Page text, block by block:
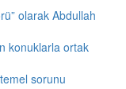
olarak Abdullah
konuklarla ortak
sorunu